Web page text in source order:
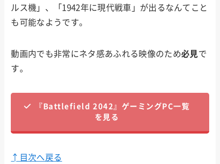
ルス機」、「1942年に現代戦車」が出るなんてこと
も可能なようです。
動画内でも非常にネタ感あふれる映像のため必見で
す。
『Battlefield 2042』ゲーミングPC一覧
を見る
↑目次へ戻る